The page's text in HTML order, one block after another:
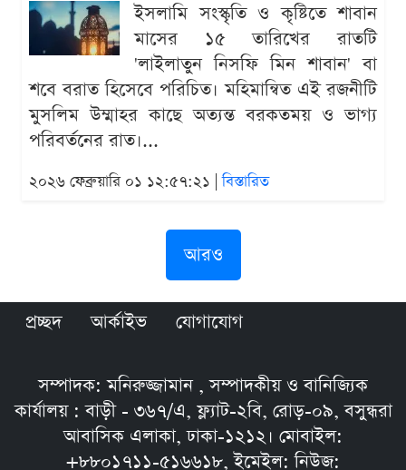
ইসলামি সংস্কৃতি ও কৃষ্টিতে শাবান
মাসের ১৫ তারিখের রাতটি
'লাইলাতুন নিসফি মিন শাবান' বা
শবে বরাত হিসেবে পরিচিত। মহিমান্বিত এই রজনীটি
মুসলিম উম্মাহর কাছে অত্যন্ত বরকতময় ও ভাগ্য
পরিবর্তনের রাত।...
২০২৬ ফেব্রুয়ারি ০১ ১২:৫৭:২১ |বিস্তারিত
আরও
প্রচ্ছদ আর্কাইভ যোগাযোগ
সম্পাদক: মনিরুজ্জামান , সম্পাদকীয় ও বানিজ্যিক
কার্যালয় : বাড়ী - ৩৬৭/এ, ফ্ল্যাট-২বি, রোড়-০৯, বসুন্ধরা
আবাসিক এলাকা, ঢাকা-১২১২। মোবাইল:
+৮৮০১৭১১-৫১৬৬১৮, ইমেইল: নিউজ: